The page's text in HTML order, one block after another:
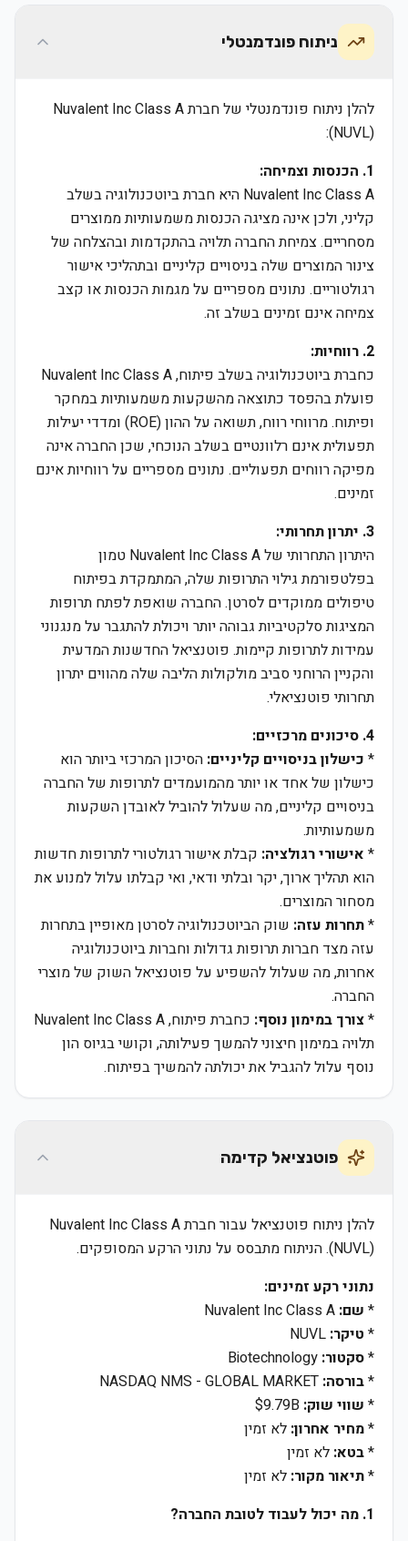
ניתוח פונדמנטלי
להלן ניתוח פונדמנטלי של חברת Nuvalent Inc Class A
(NUVL):
1. הכנסות וצמיחה:
Nuvalent Inc Class A היא חברת ביוטכנולוגיה בשלב
קליני, ולכן אינה מציגה הכנסות משמעותיות ממוצרים
מסחריים. צמיחת החברה תלויה בהתקדמות ובהצלחה של
צינור המוצרים שלה בניסויים קליניים ובתהליכי אישור
רגולטוריים. נתונים מספריים על מגמות הכנסות או קצב
צמיחה אינם זמינים בשלב זה.
2. רווחיות:
כחברת ביוטכנולוגיה בשלב פיתוח, Nuvalent Inc Class A
פועלת בהפסד כתוצאה מהשקעות משמעותיות במחקר
ופיתוח. מרווחי רווח, תשואה על ההון (ROE) ומדדי יעילות
תפעולית אינם רלוונטיים בשלב הנוכחי, שכן החברה אינה
מפיקה רווחים תפעוליים. נתונים מספריים על רווחיות אינם
זמינים.
3. יתרון תחרותי:
היתרון התחרותי של Nuvalent Inc Class A טמון
בפלטפורמת גילוי התרופות שלה, המתמקדת בפיתוח
טיפולים ממוקדים לסרטן. החברה שואפת לפתח תרופות
המציגות סלקטיביות גבוהה יותר ויכולת להתגבר על מנגנוני
עמידות לתרופות קיימות. פוטנציאל החדשנות המדעית
והקניין הרוחני סביב מולקולות הליבה שלה מהווים יתרון
תחרותי פוטנציאלי.
4. סיכונים מרכזיים:
* כישלון בניסויים קליניים: הסיכון המרכזי ביותר הוא
כישלון של אחד או יותר מהמועמדים לתרופות של החברה
בניסויים קליניים, מה שעלול להוביל לאובדן השקעות
משמעותיות.
* אישורי רגולציה: קבלת אישור רגולטורי לתרופות חדשות
הוא תהליך ארוך, יקר ובלתי ודאי, ואי קבלתו עלול למנוע את
מסחור המוצרים.
*תחרות עזה: שוק הביוטכנולוגיה לסרטן מאופיין בתחרות
עזה מצד חברות תרופות גדולות וחברות ביוטכנולוגיה
אחרות, מה שעלול להשפיע על פוטנציאל השוק של מוצרי
החברה.
*צורך במימון נוסף:
כחברת פיתוח, Nuvalent Inc Class A
תלויה במימון חיצוני להמשך פעילותה, וקושי בגיוס הון
נוסף עלול להגביל את יכולתה להמשיך בפיתוח.
פוטנציאל קדימה
להלן ניתוח פוטנציאל עבור חברת Nuvalent Inc Class A
(NUVL). הניתוח מתבסס על נתוני הרקע המסופקים.
נתוני רקע זמינים:
* שם:
* טיקר:
*סקטור:
*בורסה:
* שווי שוק:
*מחיר אחרון: לא זמין
*בטא: לא זמין
*תיאור מקור: לא זמין
1. מה יכול לעבוד לטובת החברה?